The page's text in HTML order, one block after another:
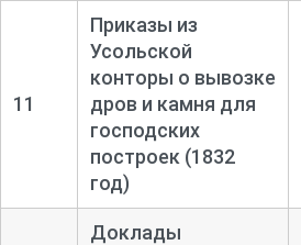
11
Приказы из
Усольской
конторы о вывозке
дров и камня для
господских
построек (1832
год)
Доклады